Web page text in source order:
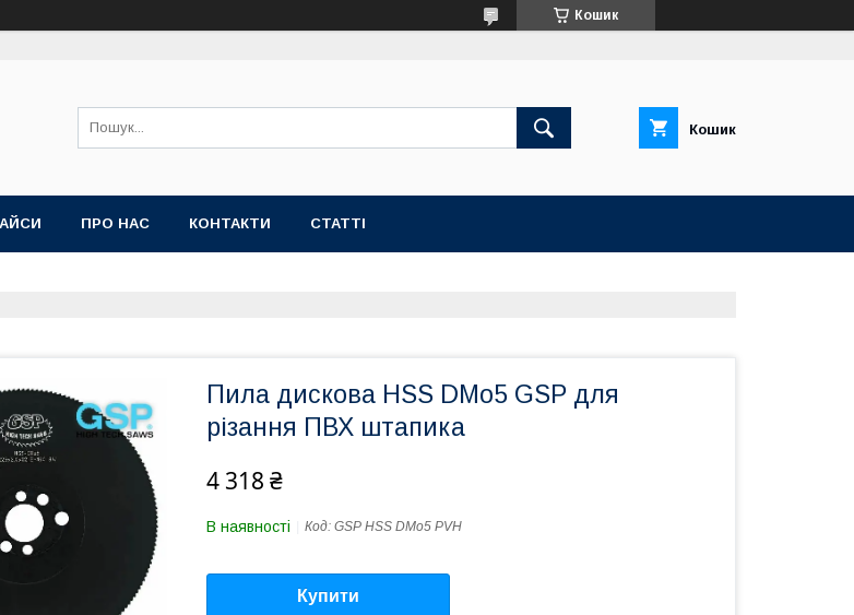
Кошик
Кошик
ПРО НАС КОНТАКТИ СТАТТІ
Пила дискова HSS DMo5 GSP для
різання ПВХ штапика
4 318 ₴
В наявності Код: GSP HSS DMo5 PVH
Купити